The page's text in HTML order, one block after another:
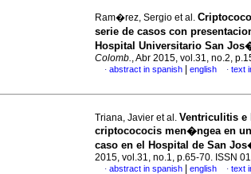
Ram�rez, Sergio et al.
serie de casos con
Hospital Universitario San
Colomb., Abr 2015, vol.31, no.2,
· abstract in spanish english · text
Triana, Javier et al. Ventriculitis e
criptocococis men�ngea en
caso en el Hospital de San
2015, vol.31, no.1, p.65-70. ISSN
· abstract in spanish english · text